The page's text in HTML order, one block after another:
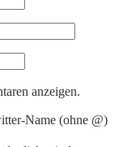
anzeigen.
Name (ohne @)